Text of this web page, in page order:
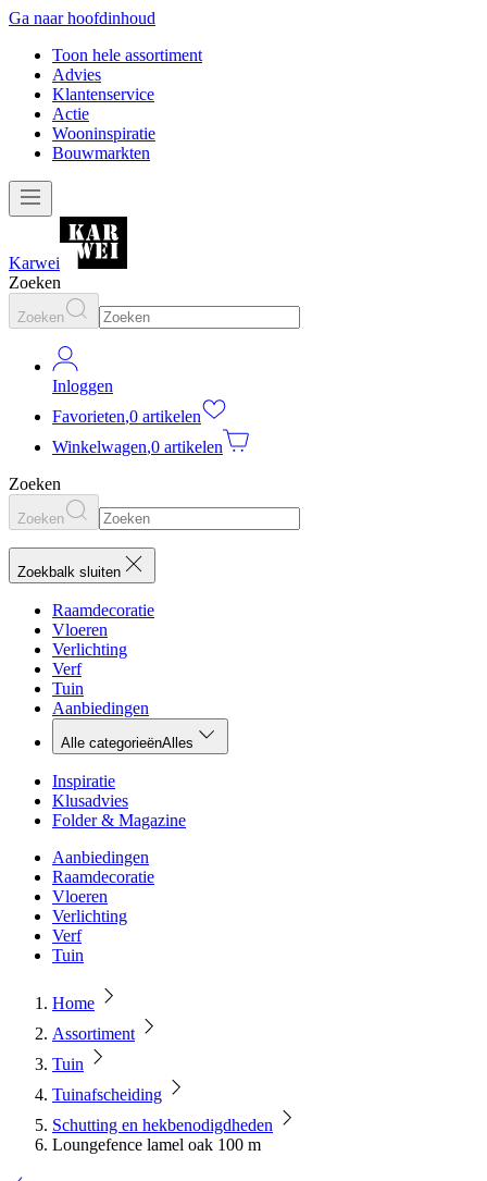
Ga naar hoofdinhoud
Toon hele assortiment
Advies
Klantenservice
Actie
Wooninspiratie
Bouwmarkten
Karwei
Zoeken
Zoeken
Inloggen
Favorieten,0 artikelen
Winkelwagen,0 artikelen
Zoeken
Zoeken
Zoekbalk sluiten
Raamdecoratie
Vloeren
Verlichting
Verf
Tuin
Aanbiedingen
Alle categorieënAlles
Inspiratie
Klusadvies
Folder & Magazine
Aanbiedingen
Raamdecoratie
Vloeren
Verlichting
Verf
Tuin
Home
Assortiment
Tuin
Tuinafscheiding
Schutting en hekbenodigdheden
Loungefence lamel oak 100 m